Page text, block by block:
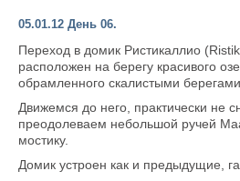
05.01.12 День 06.
Переход в домик Ристикаллио
расположен на берегу красивого
обрамленного скалистыми
Движемся до него, практически не
преодолеваем небольшой ручей
мостику.
Домик устроен как и предыдущие,